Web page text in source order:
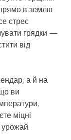
в землю
стрес
грядки —
від
а й на
ви
міцні